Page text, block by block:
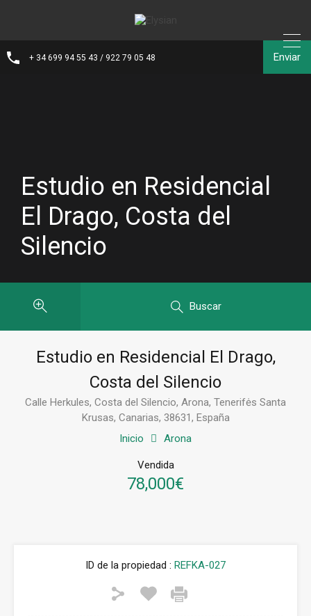
+ 34 699 94 55 43 / 922 79 05 48 Enviar
Estudio en Residencial
El Drago, Costa del
Silencio
Buscar
Estudio en Residencial El Drago,
Costa del Silencio
Calle Herkules, Costa del Silencio, Arona, Tenerifės Santa
Krusas, Canarias, 38631, España
Inicio
Arona
Vendida
78,000€
ID de la propiedad : REFKA-027